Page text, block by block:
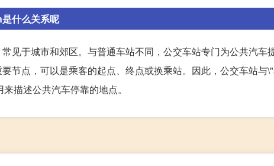
什么关系呢
见于城市和郊区。与普通车站不同，公交车站专门为公共汽车
节点，可以是乘客的起点、终点或换乘站。因此，公交车站与
描述公共汽车停靠的地点。